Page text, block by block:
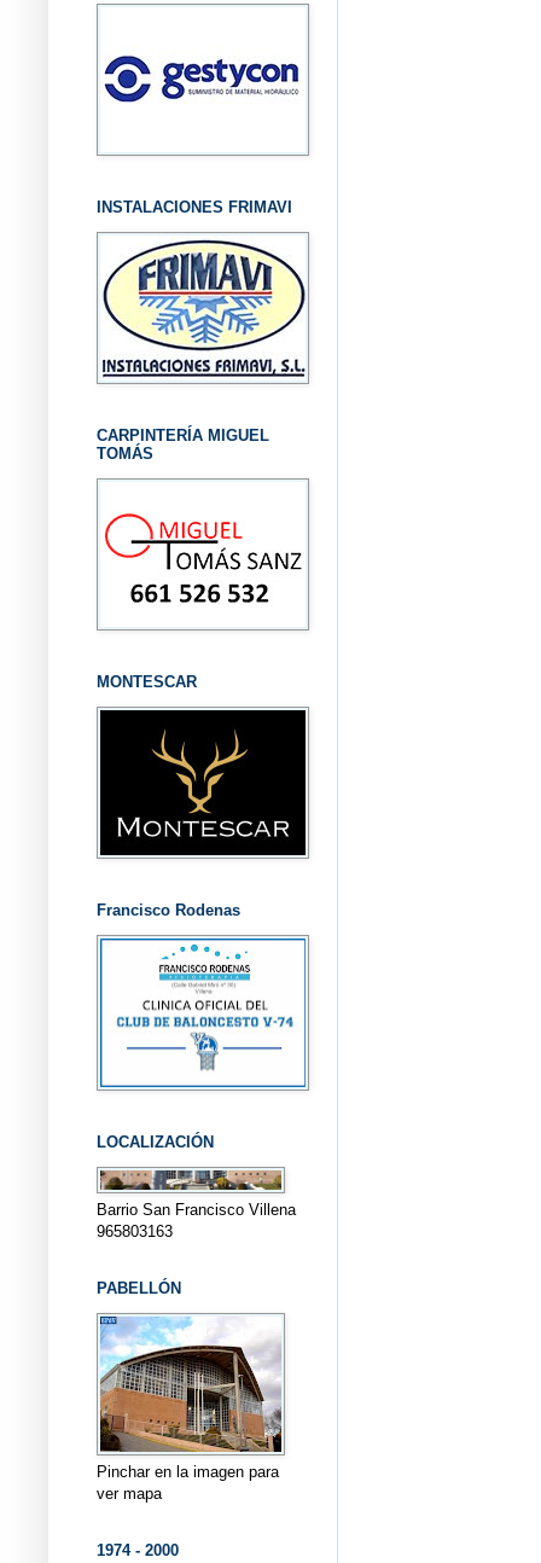
INSTALACIONES FRIMAVI
CARPINTERÍA MIGUEL
TOMÁS
MONTESCAR
Francisco Rodenas
LOCALIZACIÓN
Barrio San Francisco Villena
965803163
PABELLÓN
Pinchar en la imagen para
ver mapa
1974 - 2000